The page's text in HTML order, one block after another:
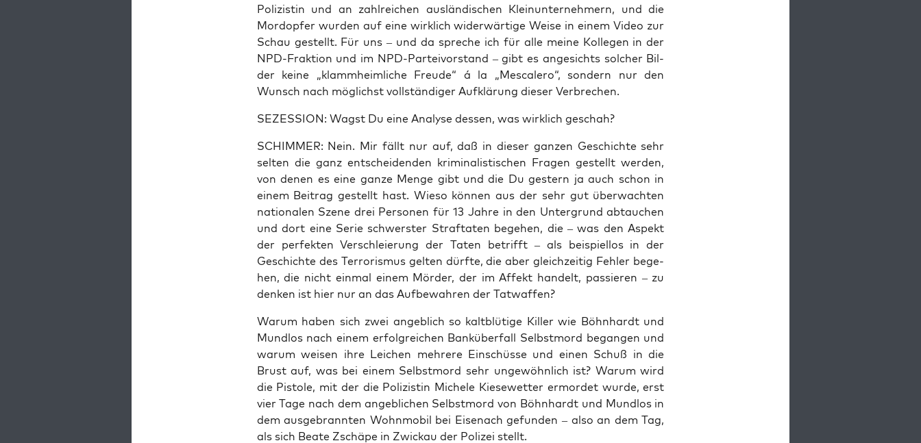
Poli­zis­tin und an zahl­rei­chen aus­län­di­schen Klein­un­ter­neh­mern, und die
Mord­op­fer wur­den auf eine wirk­lich wider­wär­ti­ge Wei­se in einem Video zur
Schau gestellt. Für uns – und da spre­che ich für alle mei­ne Kol­le­gen in der
NPD-Frak­ti­on und im NPD-Par­tei­vor­stand – gibt es ange­sichts sol­cher Bil­
der kei­ne „klamm­heim­li­che Freu­de“ á la „Mes­ca­le­ro“, son­dern nur den
Wunsch nach mög­lichst voll­stän­di­ger Auf­klä­rung die­ser Verbrechen.
SEZESSION: Wagst Du eine Ana­ly­se des­sen, was wirk­lich geschah?
SCHIMMER: Nein. Mir fällt nur auf, daß in die­ser gan­zen Geschich­te sehr
sel­ten die ganz ent­schei­den­den kri­mi­na­lis­ti­schen Fra­gen gestellt wer­den,
von denen es eine gan­ze Men­ge gibt und die Du ges­tern ja auch schon in
einem Bei­trag gestellt hast. Wie­so kön­nen aus der sehr gut über­wach­ten
natio­na­len Sze­ne drei Per­so­nen für 13 Jah­re in den Unter­grund abtau­chen
und dort eine Serie schwers­ter Straf­ta­ten bege­hen, die – was den Aspekt
der per­fek­ten Ver­schleie­rung der Taten betrifft – als bei­spiel­los in der
Geschich­te des Ter­ro­ris­mus gel­ten dürf­te, die aber gleich­zei­tig Feh­ler bege­
hen, die nicht ein­mal einem Mör­der, der im Affekt han­delt, pas­sie­ren – zu
den­ken ist hier nur an das Auf­be­wah­ren der Tatwaffen?
War­um haben sich zwei angeb­lich so kalt­blü­ti­ge Kil­ler wie Böhn­hardt und
Mund­los nach einem erfolg­rei­chen Bank­über­fall Selbst­mord began­gen und
war­um wei­sen ihre Lei­chen meh­re­re Ein­schüs­se und einen Schuß in die
Brust auf, was bei einem Selbst­mord sehr unge­wöhn­lich ist? War­um wird
die Pis­to­le, mit der die Poli­zis­tin Miche­le Kie­se­wet­ter ermor­det wur­de, erst
vier Tage nach dem angeb­li­chen Selbst­mord von Böhn­hardt und Mund­los in
dem aus­ge­brann­ten Wohn­mo­bil bei Eisen­ach gefun­den – also an dem Tag,
als sich Bea­te Zsch­ä­pe in Zwi­ckau der Poli­zei stellt.